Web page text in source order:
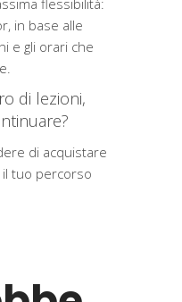
flessibilità:
in base alle
e gli orari che
di lezioni,
di acquistare
tuo percorso